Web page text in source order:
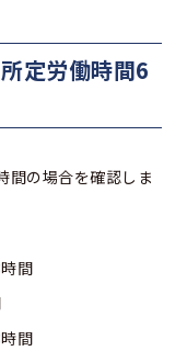
定労働時間6
間の場合を確認しま
間
間